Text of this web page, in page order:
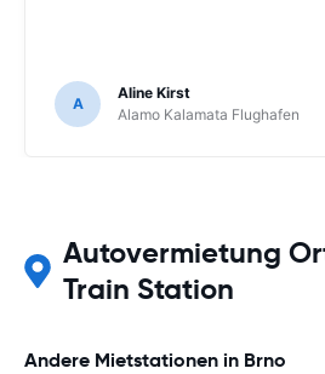
A
Aline Kirst
Alamo Kalamata Flughafen
Autovermietung
Train Station
Andere Mietstationen in Brno